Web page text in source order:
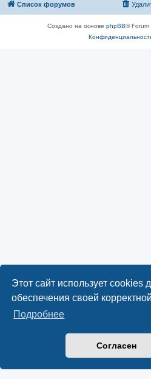
Этот сайт использует cookies
обеспечения своей
Подробнее
Согласен
Список форумов
Создано на основе phpBB® Forum